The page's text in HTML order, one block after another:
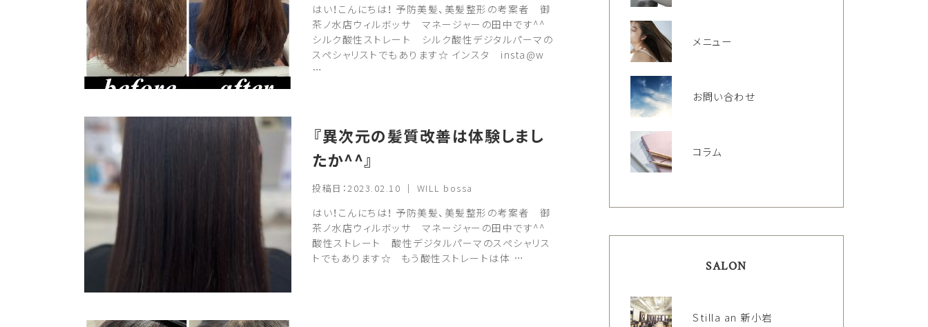
はい！こんにちは！ 予防美髪、美髪整形の考案者 御
茶ノ水店ウィルボッサ マネージャーの田中です^^
シルク酸性ストレート シルク酸性デジタルパーマの
スペシャリストでもあります☆ インスタ insta@w
…
『異次元の髪質改善は体験しまし
たか^^』
投稿日：2023.02.10 ｜ WILL bossa
はい！こんにちは！ 予防美髪、美髪整形の考案者 御
茶ノ水店ウィルボッサ マネージャーの田中です^^
酸性ストレート 酸性デジタルパーマのスペシャリス
トでもあります☆ もう酸性ストレートは体 …
メニュー
お問い合わせ
コラム
SALON
Stilla an 新小岩